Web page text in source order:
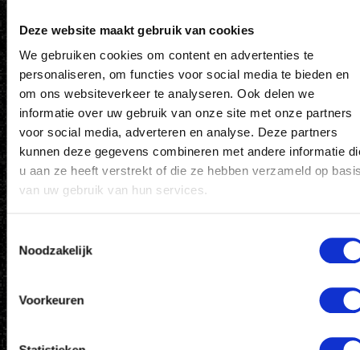
Deze website maakt gebruik van cookies
We gebruiken cookies om content en advertenties te
personaliseren, om functies voor social media te bieden en
om ons websiteverkeer te analyseren. Ook delen we
informatie over uw gebruik van onze site met onze partners
voor social media, adverteren en analyse. Deze partners
kunnen deze gegevens combineren met andere informatie
u aan ze heeft verstrekt of die ze hebben verzameld op
van uw gebruik van hun services.
Noodzakelijk
Voorkeuren
BASISSPELERS GEZOCHT.
bar in het…